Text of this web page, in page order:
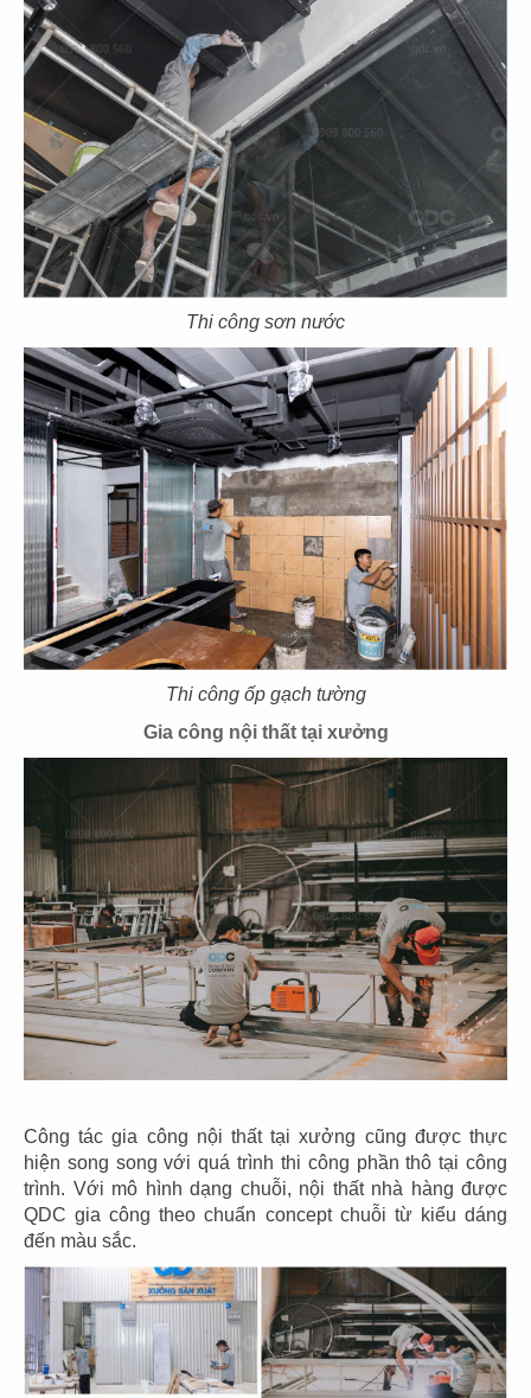
Thi công sơn nước
Thi công ốp gạch tường
Gia công nội thất tại xưởng
Công tác gia công nội thất tại xưởng cũng được thực
hiện song song với quá trình thi công phần thô tại công
trình. Với mô hình dạng chuỗi, nội thất nhà hàng được
QDC gia công theo chuẩn concept chuỗi từ kiểu dáng
đến màu sắc.
107
DON CHICKEN
Thảo Điền, Q.2
108
DON CHICKEN
CN Hai Bà Trưng - Q.1
DON CHICKEN
CN Điện Biên Phủ - Q.BT
110
THAI MARKET
CN Emart Gò Vấp
111
THAI MARKET
CN Phan Xích Long
112
PAT KAO THAI 1
CN Mỹ Tho
PAT KAO THAI 2
CN Bến Tre
114
PAT KAO THAI 3
CN Mỹ Tho
115
LOTUS BLOOM
COFFEE
116
AFFA COFFEE
117
PHỞ HÀ NỘI
CN Berkeley, USA
118
PHỞ HÀ NỘI
Palo Alto